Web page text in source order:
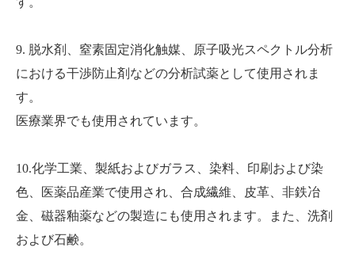
9. 脱水剤、窒素固定消化触媒、原子吸光スペクトル分析
における干渉防止剤などの分析試薬として使用されま
す。
医療業界でも使用されています。
10.化学工業、製紙およびガラス、染料、印刷および染
色、医薬品産業で使用され、合成繊維、皮革、非鉄冶
金、磁器釉薬などの製造にも使用されます。また、洗剤
および石鹸。